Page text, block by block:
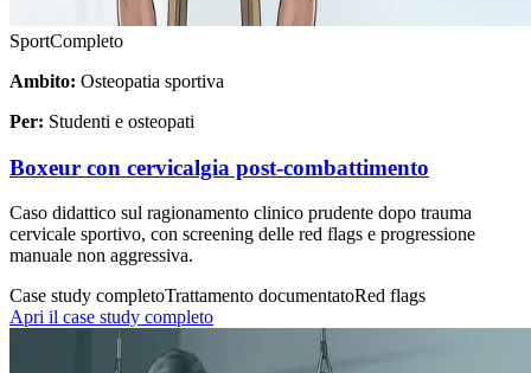
SportCompleto
Ambito: Osteopatia sportiva
Per: Studenti e osteopati
Boxeur con cervicalgia post-combattimento
Caso didattico sul ragionamento clinico prudente dopo trauma
cervicale sportivo, con screening delle red flags e progressione
manuale non aggressiva.
Case study completoTrattamento documentatoRed flags
Apri il case study completo